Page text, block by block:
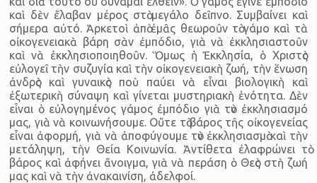
καὶ δὲν ἔλαβαν μέρος στὸ μεγάλο δεῖπνο. Συμβαίνει καὶ
σήμερα αὐτό. Ἀρκετοὶ ἀπὸ ἐμᾶς θεωροῦν τὸ γάμο καὶ τὰ
οἰκογενειακὰ βάρη σὰν ἐμπόδιο, γιὰ νὰ ἐκκλησιαστοῦν
καὶ νὰ ἐκκλησιοποιηθοῦν. Ὅμως ἡ Ἐκκλησία, ὁ Χριστὸς
εὐλογεῖ τὴν συζυγία καὶ τὴν οἰκογενειακὴ ζωή, τὴν ἕνωση
ἀνδρὸς καὶ γυναικὸς ποὺ παύει νὰ εἶναι βιολογικὴ καὶ
ἐξωτερικὴ σύναψη καὶ γίνεται μυστηριακὴ ἑνότητα. Δὲν
εἶναι ὁ εὐλογημένος γάμος ἐμπόδιο γιὰ τὸν ἐκκλησιασμό
μας, γιὰ νὰ κοινωνήσουμε. Οὔτε τὸ βάρος τῆς οἰκογενείας
εἶναι ἀφορμή, γιὰ νὰ ἀποφύγουμε τὸν ἐκκλησιασμὸ καὶ τὴν
μετάληψη, τὴν Θεία Κοινωνία. Ἀντίθετα ἐλαφρώνει τὸ
βάρος καὶ ἀφήνει ἄνοιγμα, γιὰ νὰ περάση ὁ Θεὸς στὴ ζωή
μας καὶ νὰ τὴν ἀνακαινίση, ἀδελφοί.